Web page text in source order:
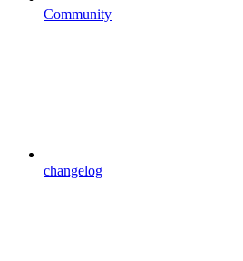
Community
changelog